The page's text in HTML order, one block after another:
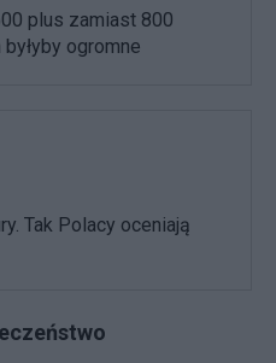
plus zamiast 800
ogromne
Tak Polacy oceniają